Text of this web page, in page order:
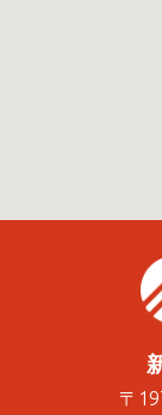
〒